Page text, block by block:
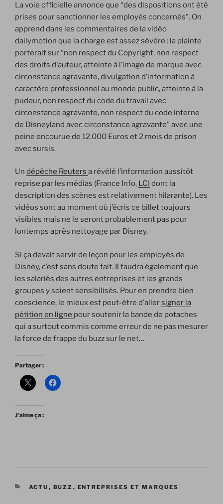
La voie officielle annonce que “des dispositions ont été
prises pour sanctionner les employés concernés”. On
apprend dans les commentaires de la vidéo
dailymotion que la charge est assez sévère : la plainte
porterait sur “non respect du Copyright, non respect
des droits d’auteur, atteinte à l’image de marque avec
circonstance agravante, divulgation d’information à
caractère professionnel au monde public, atteinte à la
pudeur, non respect du code du travail avec
circonstance agravante, non respect du code interne
de Disneyland avec circonstance agravante” avec une
peine encourue de 12.000 Euros et 2 mois de prison
avec sursis.
Un dépêche Reuters a révélé l’information aussitôt
reprise par les médias (France Info, LCI dont la
description des scènes est relativement hilarante). Les
vidéos sont au moment où j’écris ce billet toujours
visibles mais ne le seront probablement pas pour
lontemps après nettoyage par Disney.
Si ça devait servir de leçon pour les employés de
Disney, c’est sans doute fait. Il faudra également que
les salariés des autres entreprises et les grands
groupes y soient sensibilisés. Pour en prendre bien
conscience, le mieux est peut-être d’allersigner la
pétition en ligne pour soutenir la bande de potaches
qui a surtout commis comme erreur de ne pas mesurer
la force de frappe du buzz sur le net…
Partager :
J’aime ça :
CATÉGORIES
ACTU , BUZZ , ENTREPRISES ET MARQUES